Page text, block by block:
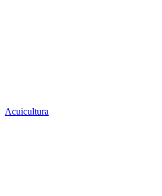
Acuicultura